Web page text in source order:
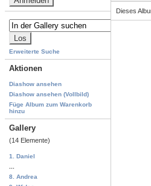
Erweiterte Suche
Aktionen
Diashow ansehen
Diashow ansehen (Vollbild)
Füge Album zum Warenkorb
hinzu
Gallery
(14 Elemente)
1. Daniel
8. Andrea
Dieses